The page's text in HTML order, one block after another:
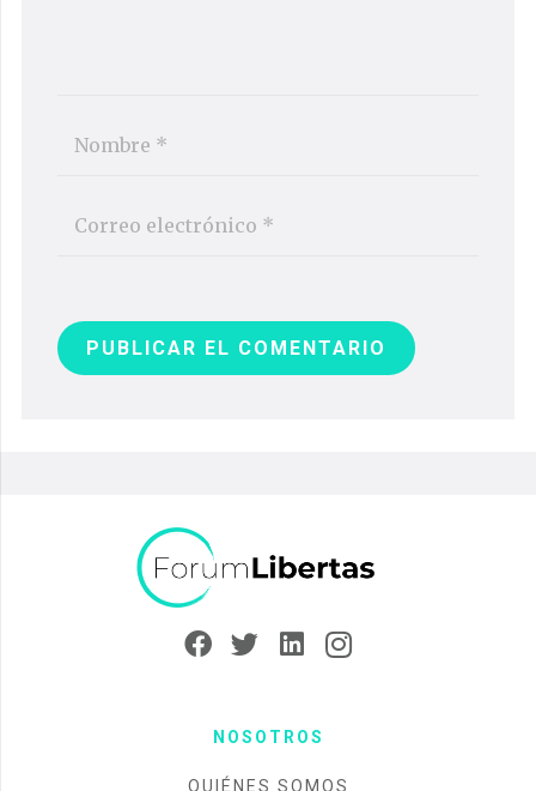
PUBLICAR EL COMENTARIO
NOSOTROS
QUIÉNES SOMOS